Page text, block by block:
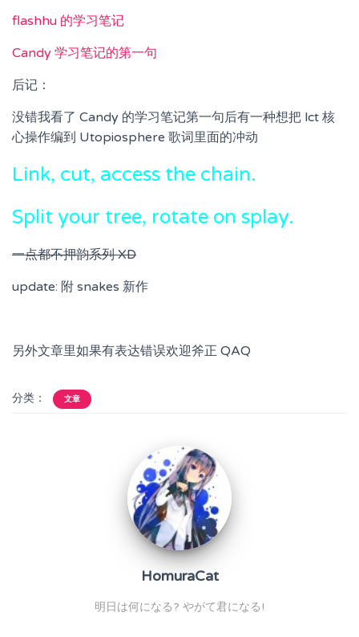
flashhu 的学习笔记
Candy 学习笔记的第一句
后记：
没错我看了 Candy 的学习笔记第一句后有一种想把 lct 核
心操作编到 Utopiosphere 歌词里面的冲动
Link, cut, access the chain.
Split your tree, rotate on splay.
一点都不押韵系列 XD
update: 附 snakes 新作
另外文章里如果有表达错误欢迎斧正 QAQ
分类： 文章
HomuraCat
明日は何になる? やがて君になる!